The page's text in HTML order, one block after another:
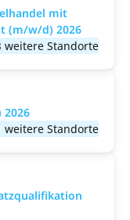
mit
(m/w/d) 2026
weitere Standorte
weitere Standorte